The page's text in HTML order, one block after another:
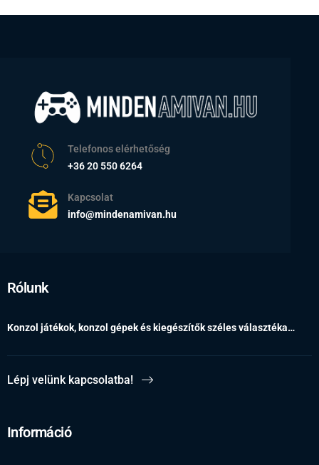
Telefonos elérhetőség
+36 20 550 6264
Kapcsolat
info@mindenamivan.hu
Rólunk
Konzol játékok, konzol gépek és kiegészítők széles választéka…
Lépj velünk kapcsolatba!
Információ